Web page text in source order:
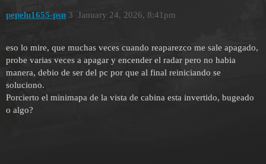
pepelu1655-psn January 24, 2026, 8:41pm
3
eso lo mire, que muchas veces cuando reaparezco me sale apagado,
probe varias veces a apagar y encender el radar pero no habia
manera, debio de ser del pc por que al final reiniciando se
soluciono.
Porcierto el minimapa de la vista de cabina esta invertido, bugeado
o algo?